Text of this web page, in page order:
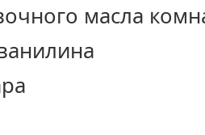
масла